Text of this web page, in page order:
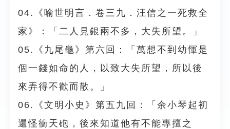
04.《喻世明言．卷三九．汪信之一死救全
家》：「二人見銀兩不多，大失所望。」
05.《九尾龜》第六回：「萬想不到幼惲是
個一錢如命的人，以致大失所望，所以後
來弄得不歡而散。」
06.《文明小史》第五九回：「余小琴起初
還怪衝天砲，後來知道他有不能專擅之